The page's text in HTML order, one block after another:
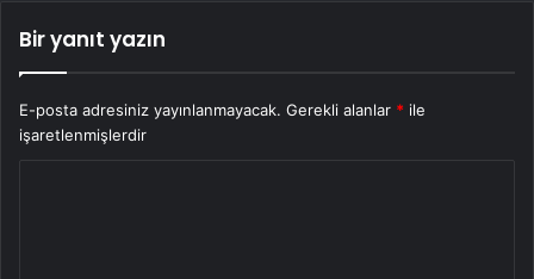
Bir yanıt yazın
E-posta adresiniz yayınlanmayacak. Gerekli alanlar * ile
işaretlenmişlerdir